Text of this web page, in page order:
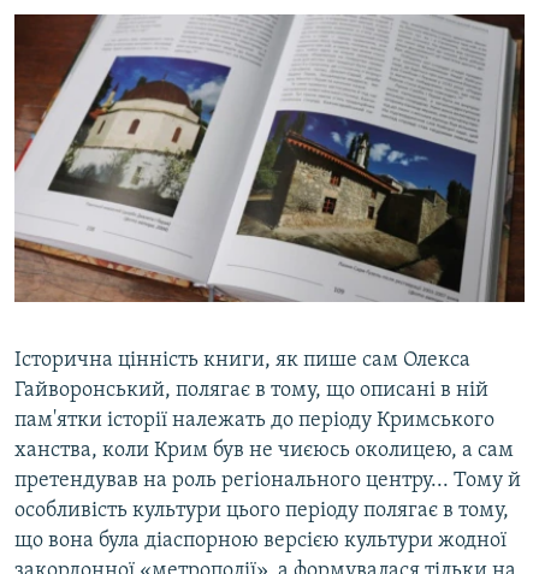
Історична цінність книги, як пише сам Олекса
Гайворонський, полягає в тому, що описані в ній
пам'ятки історії належать до періоду Кримського
ханства, коли Крим був не чиєюсь околицею, а сам
претендував на роль регіонального центру... Тому й
особливість культури цього періоду полягає в тому,
що вона була діаспорною версією культури жодної